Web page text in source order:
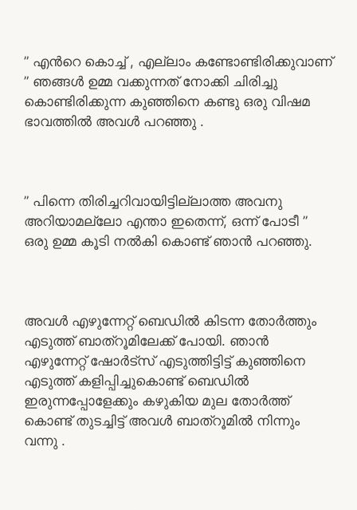
” എൻറെ കൊച്ച് , എല്ലാം കണ്ടോണ്ടിരിക്കുവാണ്
” ഞങ്ങൾ ഉമ്മ വക്കുന്നത് നോക്കി ചിരിച്ചു
കൊണ്ടിരിക്കുന്ന കുഞ്ഞിനെ കണ്ടു ഒരു വിഷമ
ഭാവത്തിൽ അവൾ പറഞ്ഞു .
” പിന്നെ തിരിച്ചറിവായിട്ടില്ലാത്ത അവനു
അറിയാമല്ലോ എന്താ ഇതെന്ന്, ഒന്ന് പോടീ ”
ഒരു ഉമ്മ കൂടി നൽകി കൊണ്ട് ഞാൻ പറഞ്ഞു.
അവൾ എഴുന്നേറ്റ് ബെഡിൽ കിടന്ന തോർത്തും
എടുത്ത് ബാത്റൂമിലേക്ക് പോയി. ഞാൻ
എഴുന്നേറ്റ് ഷോർട്സ് എടുത്തിട്ടിട്ട് കുഞ്ഞിനെ
എടുത്ത് കളിപ്പിച്ചുകൊണ്ട് ബെഡിൽ
ഇരുന്നപ്പോളേക്കും കഴുകിയ മുല തോർത്ത്
കൊണ്ട് തുടച്ചിട്ട് അവൾ ബാത്‌റൂമിൽ നിന്നും
വന്നു .